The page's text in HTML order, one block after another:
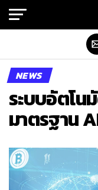
NEWS
ระบบอัตโ
มาตรฐาน